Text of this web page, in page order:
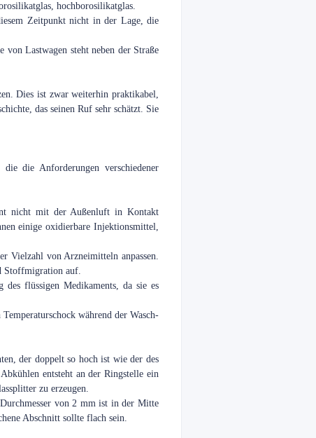
hochborosilikatglas.
Zeitpunkt nicht in der Lage, die
Lastwagen steht neben der Straße
Dies ist zwar weiterhin praktikabel,
das seinen Ruf sehr schätzt. Sie
die Anforderungen verschiedener
nicht mit der Außenluft in Kontakt
einige oxidierbare Injektionsmittel,
Vielzahl von Arzneimitteln anpassen.
Stoffmigration auf.
flüssigen Medikaments, da sie es
während der Wasch-
der doppelt so hoch ist wie der des
entsteht an der Ringstelle ein
zu erzeugen.
von 2 mm ist in der Mitte
Abschnitt sollte flach sein.